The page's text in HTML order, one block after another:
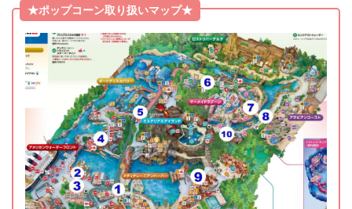
★ポップコーン取り扱いマップ★